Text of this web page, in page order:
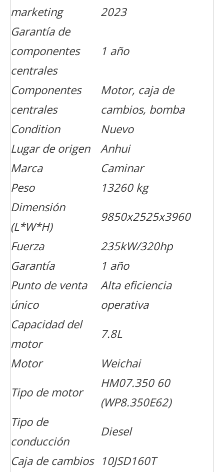
marketing
2023
Garantía de
componentes
centrales
1 año
Componentes
centrales
Motor, caja de
cambios, bomba
Condition
Nuevo
Lugar de origen
Anhui
Marca
Caminar
Peso
13260 kg
Dimensión
(L*W*H)
9850x2525x3960
Fuerza
235kW/320hp
Garantía
1 año
Punto de venta
único
Alta eficiencia
operativa
Capacidad del
motor
7.8L
Motor
Weichai
Tipo de motor
HM07.350 60
(WP8.350E62)
Tipo de
conducción
Diesel
Caja de cambios
10JSD160T